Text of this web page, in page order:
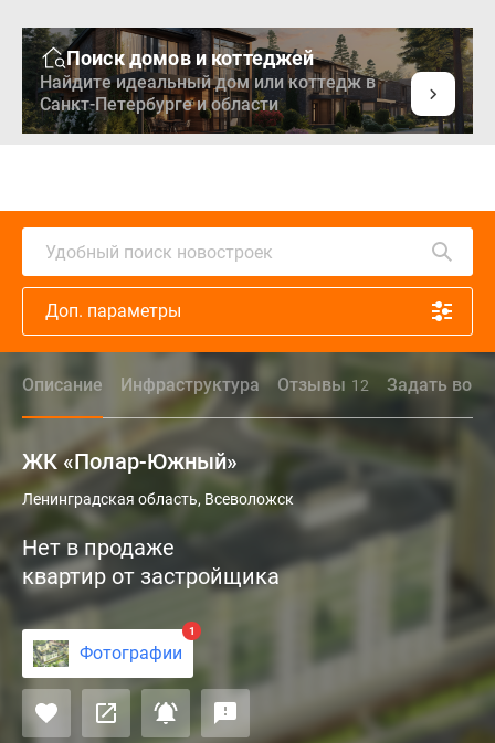
Поиск домов и коттеджей
Найдите идеальный дом или коттедж в
Санкт-Петербурге и области
Удобный поиск новостроек
Доп. параметры
Описание Инфраструктура Отзывы 12 Задать
ЖК «Полар-Южный»
В
микрорайоне
«Южный»
города
Всеволжск
компания
Полар
завершила
строительство
ЖК
Ленинградская область, Всеволожск
Нет в продаже
квартир от застройщика
Фотографии
1